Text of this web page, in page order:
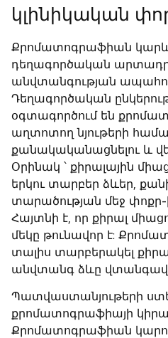
կլինիկական
Քրոմատոգրաֆիան
դեղագործական
անվտանգության
Դեղագործական
օգտագործում են
աղտոտող նյութերի
քանակականացնելու և
Օրինակ ՝ քիրալային
երկու տարբեր ձևեր,
տարածության մեջ փոքր-
Հայտնի է, որ քիրալ
մեկը թունավոր է:
տալիս տարբերակել
անվտանգ ձևը
Պատվաստանյութերի
քրոմատոգրաֆիայի
Քրոմատոգրաֆիան